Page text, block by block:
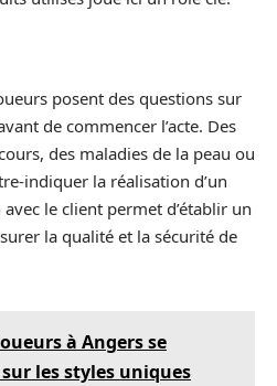
posent des questions sur
de commencer l’acte. Des
des maladies de la peau ou
indiquer la réalisation d’un
le client permet d’établir un
la qualité et la sécurité de
à Angers se
les styles uniques